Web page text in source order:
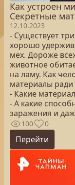
Как устроен
Секретные
12.10.2023
- Существует
хорошо
мех. Дороже
животное
на ламу. Как
материалы
- Какие
- А какие
заражения и
100 0
Перейти